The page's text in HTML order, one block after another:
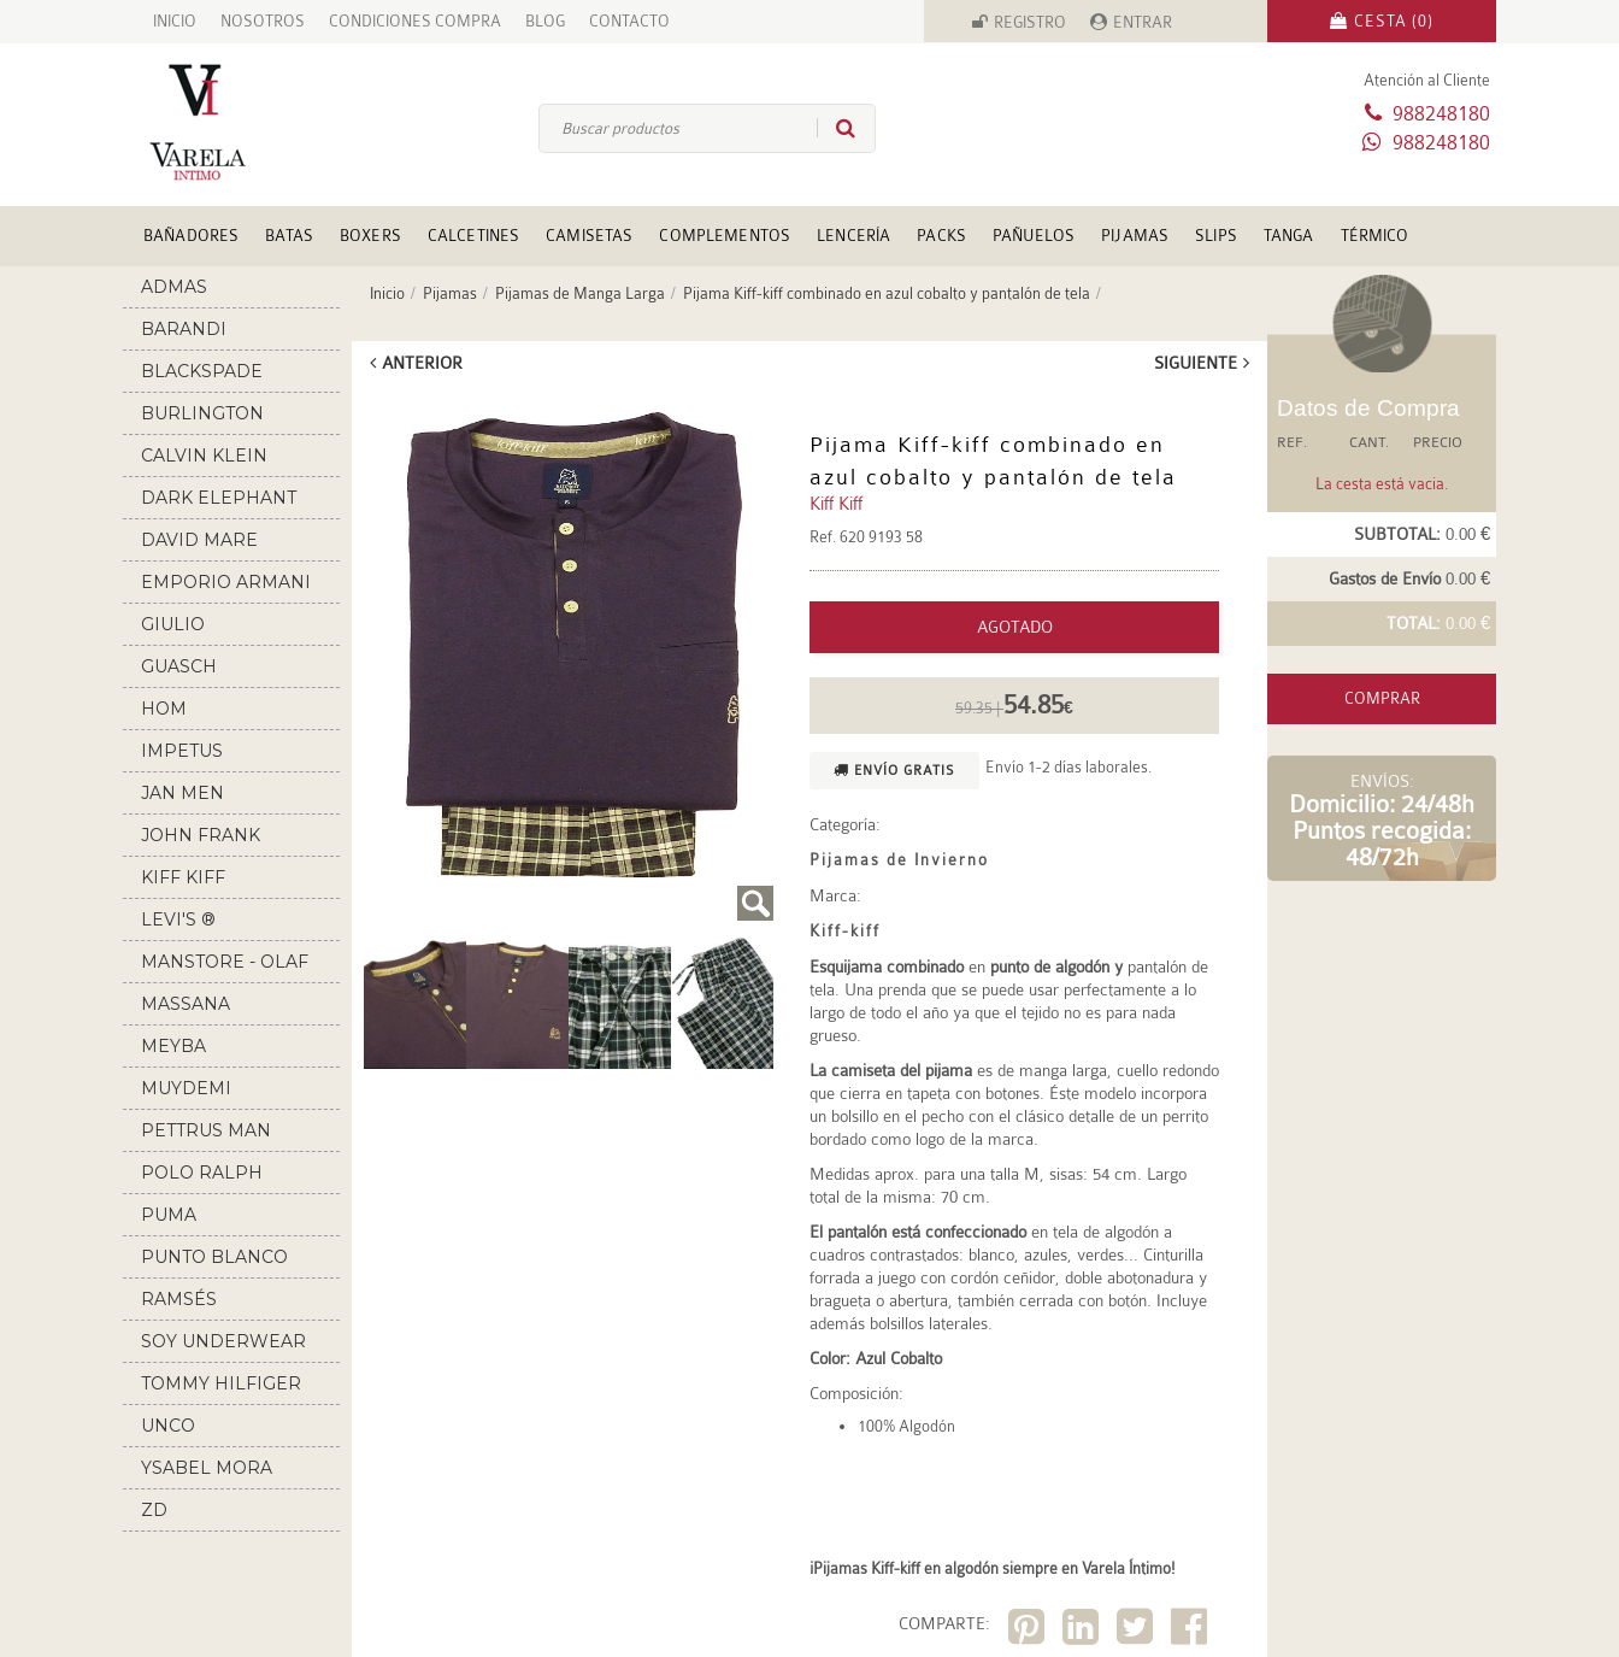
INICIO NOSOTROS CONDICIONES COMPRA BLOG CONTACTO REGISTRO ENTRAR CESTA (0)
Atención al Cliente
988248180
988248180
BAÑADORES BATAS BOXERS CALCETINES CAMISETAS COMPLEMENTOS LENCERÍA PACKS PAÑUELOS PIJAMAS SLIPS TANGA TÉRMICO
ADMAS
BARANDI
BLACKSPADE
BURLINGTON
CALVIN KLEIN
DARK ELEPHANT
DAVID MARE
EMPORIO ARMANI
GIULIO
GUASCH
HOM
IMPETUS
JAN MEN
JOHN FRANK
KIFF KIFF
LEVI'S ®
MANSTORE - OLAF
BENZ
MASSANA
MEYBA
MUYDEMI
PETTRUS MAN
POLO RALPH
LAUREN
PUMA
PUNTO BLANCO
RAMSÉS
SOY UNDERWEAR
TOMMY HILFIGER
UNCO
YSABEL MORA
ZD
Inicio Pijamas Pijamas de Manga Larga Pijama Kiff-kiff combinado en azul cobalto y pantalón de tela
ANTERIOR SIGUIENTE
Pijama Kiff-kiff combinado en
azul cobalto y pantalón de tela
Kiff Kiff
Ref. 620 9193 58
AGOTADO
59.35 |54.85€
ENVÍO GRATIS Envío 1-2 días laborales.
Categoría:
Pijamas de Invierno
Marca:
Kiff-kiff
Esquijama combinadoen punto de algodón ypantalón de
tela. Una prenda que se puede usar perfectamente a lo
largo de todo el año ya que el tejido no es para nada
grueso.
La camiseta del pijama es de manga larga, cuello redondo
que cierra en tapeta con botones. Éste modelo incorpora
un bolsillo en el pecho con el clásico detalle de un perrito
bordado como logo de la marca.
Medidas aprox. para una talla M, sisas: 54 cm. Largo
total de la misma: 70 cm.
El pantalón está confeccionadoen tela de algodón a
cuadros contrastados: blanco, azules, verdes... Cinturilla
forrada a juego con cordón ceñidor, doble abotonadura y
bragueta o abertura, también cerrada con botón. Incluye
además bolsillos laterales.
Color: Azul Cobalto
Composición:
100% Algodón
¡Pijamas Kiff-kiff en algodón siempre en Varela Íntimo!
COMPARTE:
Datos de Compra
REF. CANT. PRECIO
La cesta está vacia.
SUBTOTAL: 0.00 €
Gastos de Envío0.00 €
TOTAL: 0.00 €
COMPRAR
ENVÍOS:
Domicilio: 24/48h
Puntos recogida:
48/72h